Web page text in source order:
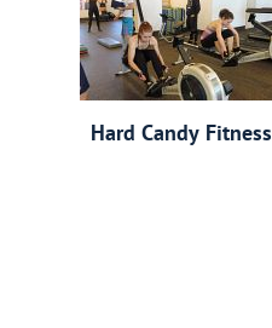
Hard Candy Fitness